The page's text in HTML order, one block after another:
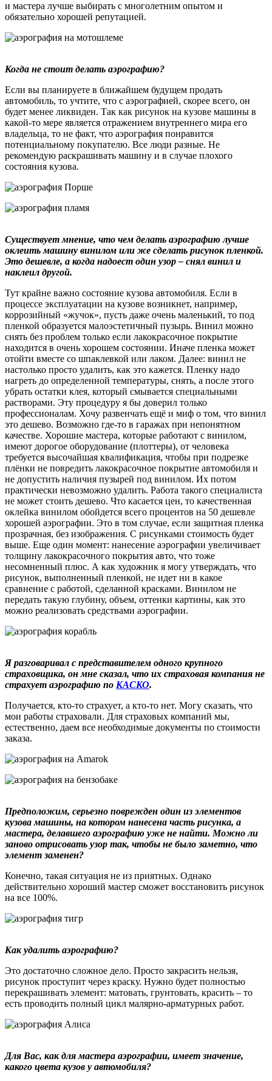
и мастера лучше выбирать с многолетним опытом и
обязательно хорошей репутацией.
Когда не стоит делать аэрографию?
Если вы планируете в ближайшем будущем продать
автомобиль, то учтите, что с аэрографией, скорее всего, он
будет менее ликвиден. Так как рисунок на кузове машины в
какой-то мере является отражением внутреннего мира его
владельца, то не факт, что аэрография понравится
потенциальному покупателю. Все люди разные. Не
рекомендую раскрашивать машину и в случае плохого
состояния кузова.
Существует мнение, что чем делать аэрографию лучше
оклеить машину винилом или же сделать рисунок пленкой.
Это дешевле, а когда надоест один узор – снял винил и
наклеил другой.
Тут крайне важно состояние кузова автомобиля. Если в
процессе эксплуатации на кузове возникнет, например,
коррозийный «жучок», пусть даже очень маленький, то под
пленкой образуется малоэстетичный пузырь. Винил можно
снять без проблем только если лакокрасочное покрытие
находится в очень хорошем состоянии. Иначе пленка может
отойти вместе со шпаклевкой или лаком. Далее: винил не
настолько просто удалить, как это кажется. Пленку надо
нагреть до определенной температуры, снять, а после этого
убрать остатки клея, который смывается специальными
растворами. Эту процедуру я бы доверил только
профессионалам. Хочу развенчать ещё и миф о том, что винил
это дешево. Возможно где-то в гаражах при непонятном
качестве. Хорошие мастера, которые работают с винилом,
имеют дорогое оборудование (плоттеры), от человека
требуется высочайшая квалификация, чтобы при подрезке
плёнки не повредить лакокрасочное покрытие автомобиля и
не допустить наличия пузырей под винилом. Их потом
практически невозможно удалить. Работа такого специалиста
не может стоить дешево. Что касается цен, то качественная
оклейка винилом обойдется всего процентов на 50 дешевле
хорошей аэрографии. Это в том случае, если защитная пленка
прозрачная, без изображения. С рисунками стоимость будет
выше. Еще один момент: нанесение аэрографии увеличивает
толщину лакокрасочного покрытия авто, что тоже
несомненный плюс. А как художник я могу утверждать, что
рисунок, выполненный пленкой, не идет ни в какое
сравнение с работой, сделанной красками. Винилом не
передать такую глубину, объем, оттенки картины, как это
можно реализовать средствами аэрографии.
Я разговаривал с представителем одного крупного
страховщика, он мне сказал, что их страховая компания не
страхует аэрографию по КАСКО.
Получается, кто-то страхует, а кто-то нет. Могу сказать, что
мои работы страховали. Для страховых компаний мы,
естественно, даем все необходимые документы по стоимости
заказа.
Предположим, серьезно поврежден один из элементов
кузова машины, на котором нанесена часть рисунка, а
мастера, делавшего аэрографию уже не найти. Можно ли
заново отрисовать узор так, чтобы не было заметно, что
элемент заменен?
Конечно, такая ситуация не из приятных. Однако
действительно хороший мастер сможет восстановить рисунок
на все 100%.
Как удалить аэрографию?
Это достаточно сложное дело. Просто закрасить нельзя,
рисунок проступит через краску. Нужно будет полностью
перекрашивать элемент: матовать, грунтовать, красить – то
есть проводить полный цикл малярно-арматурных работ.
Для Вас, как для мастера аэрографии, имеет значение,
какого цвета кузов у автомобиля?